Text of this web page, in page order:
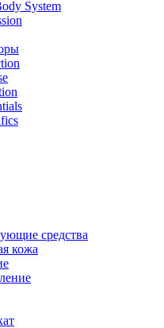
System
средства
кожа